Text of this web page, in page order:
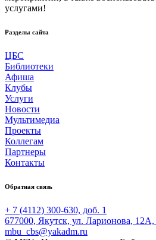
услугами!
Разделы сайта
ЦБС
Библиотеки
Афиша
Клубы
Услуги
Новости
Мультимедиа
Проекты
Коллегам
Партнеры
Контакты
Обратная связь
+ 7 (4112) 300-630, доб. 1
677000, Якутск, ул. Ларионова,
mbu_cbs@yakadm.ru